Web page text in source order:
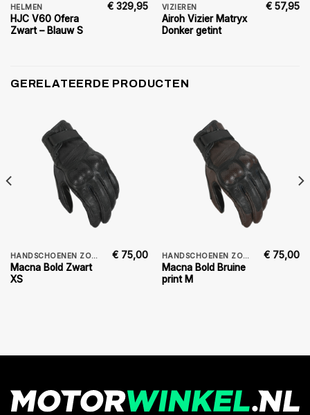
HELMEN
HJC V60 Ofera
Zwart – Blauw S
€ 329,95 VIZIEREN
Airoh Vizier Matryx
Donker getint
€ 57,95
GERELATEERDE PRODUCTEN
HANDSCHOENEN ZOMER
Macna Bold Zwart
XS
€ 75,00 HANDSCHOENEN ZOMER
Macna Bold Bruine
print M
€ 75,00